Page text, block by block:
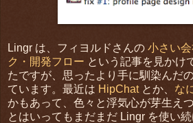
Lingr は、フィヨルドさんの 小さい
ク・開発フロー という記事を見かけ
たですが、思ったより手に馴染んだ
ています。最近は HipChatとか、 な
かもあって、色々と浮気心が芽生え
とはいってもまだまだ Lingr を使い続